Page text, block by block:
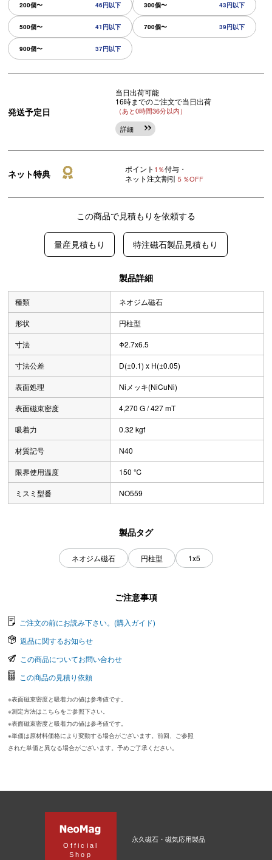
200個〜 46円以下 300個〜 43円以下
500個〜 41円以下 700個〜 39円以下
900個〜 37円以下
発送予定日
当日出荷可能
16時までのご注文で当日出荷
（あと0時間36分以内）
詳細
ネット特典 ポイント 1％付与・
ネット注文割引 ５％OFF
この商品で見積もりを依頼する
量産見積もり 特注磁石製品見積もり
製品詳細
種類 ネオジム磁石
形状 円柱型
寸法 Φ2.7x6.5
寸法公差 D(±0.1) x H(±0.05)
表面処理 Niメッキ(NiCuNi)
表面磁束密度 4,270 G / 427 mT
吸着力 0.32 kgf
材質記号 N40
限界使用温度 150 ℃
ミスミ型番 NO559
製品タグ
ネオジム磁石 円柱型 1x5
ご注意事項
ご注文の前にお読み下さい。(購入ガイド)
返品に関するお知らせ
この商品についてお問い合わせ
この商品の見積り依頼
※表面磁束密度と吸着力の値は参考値です。
※測定方法はこちらをご参照下さい。
※表面磁束密度と吸着力の値は参考値です。
※単価は原材料価格により変動する場合がございます。前回、ご参照
された単価と異なる場合がございます。予めご了承ください。
Official
Shop
永久磁石・磁気応用製品